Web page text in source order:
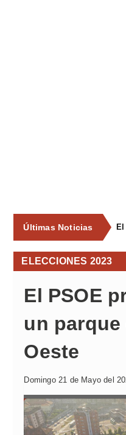
Últimas Noticias
ELECCIONES 2023
El PSOE
un parque
Oeste
Domingo 21 de Mayo del